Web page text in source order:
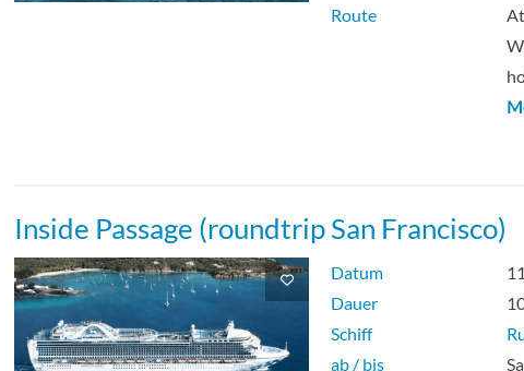
Route
Inside Passage (roundtrip San Francisco)
Datum
Dauer
Schiff
ab / bis